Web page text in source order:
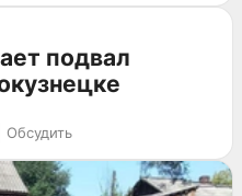
подвал
Обсудить